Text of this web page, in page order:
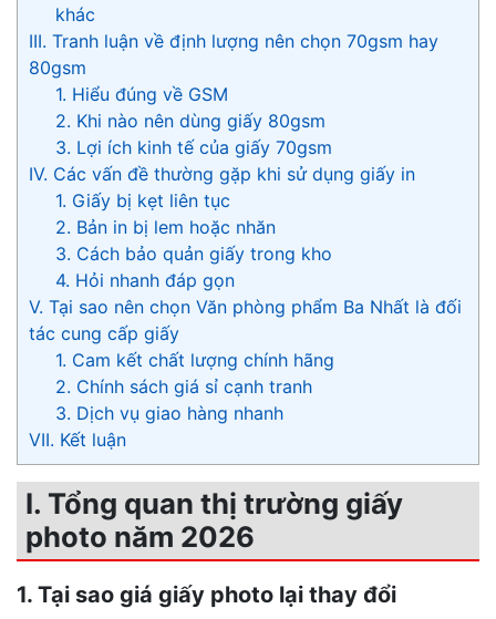
khác
III. Tranh luận về định lượng nên chọn 70gsm hay
80gsm
1. Hiểu đúng về GSM
2. Khi nào nên dùng giấy 80gsm
3. Lợi ích kinh tế của giấy 70gsm
IV. Các vấn đề thường gặp khi sử dụng giấy in
1. Giấy bị kẹt liên tục
2. Bản in bị lem hoặc nhăn
3. Cách bảo quản giấy trong kho
4. Hỏi nhanh đáp gọn
V. Tại sao nên chọn Văn phòng phẩm Ba Nhất là đối
tác cung cấp giấy
1. Cam kết chất lượng chính hãng
2. Chính sách giá sỉ cạnh tranh
3. Dịch vụ giao hàng nhanh
VII. Kết luận
I. Tổng quan thị trường giấy
photo năm 2026
1. Tại sao giá giấy photo lại thay đổi